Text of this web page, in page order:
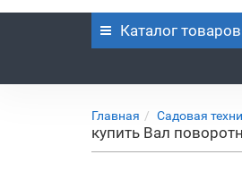
Каталог товаров
Главная Садовая
купить Вал